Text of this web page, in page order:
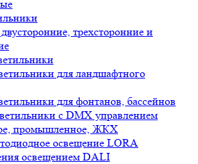
трехсторонние и
для ландшафтного
для фонтанов, бассейнов
с DMX управлением
промышленное, ЖКХ
освещение LORA
освещением DALI